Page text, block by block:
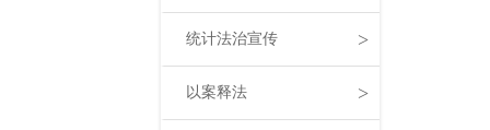
统计法治宣传 >
以案释法 >